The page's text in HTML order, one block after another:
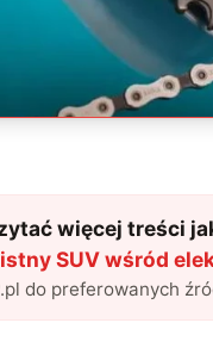
więcej treści
SUV wśród
do preferowanych